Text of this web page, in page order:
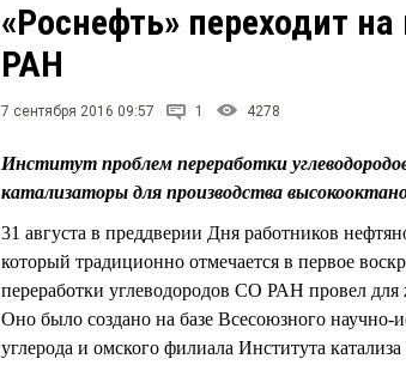
«Роснефть» переходит
РАН
7 сентября 2016 09:57 1 4278
Институт проблем переработки
катализаторы для производства
31 августа в преддверии Дня работников
который традиционно отмечается в первое
переработки углеводородов СО РАН провел
Оно было создано на базе Всесоюзного научно-
углерода и омского филиала Института